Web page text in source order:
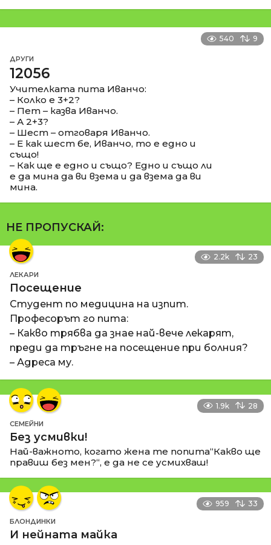
540 9
ДРУГИ
12056
Учителката пита Иванчо:
– Колко е 3+2?
– Пет – казва Иванчо.
– А 2+3?
– Шест – отговаря Иванчо.
– Е как шест бе, Иванчо, то е едно и
също!
– Как ще е едно и също? Едно и също ли
е да мина да ви взема и да взема да ви
мина.
НЕ ПРОПУСКАЙ:
2.2k 23
ЛЕКАРИ
Посещение
Студент по медицина на изпит.
Професорът го пита:
– Какво трябва да знае най-вече лекарят,
преди да тръгне на посещение при болния?
– Адреса му.
1.9k 28
СЕМЕЙНИ
Без усмивки!
Най-важното, когато жена те попита“Какво ще
правиш без мен?“, е да не се усмихваш!
959 33
БЛОНДИНКИ
И нейната майка